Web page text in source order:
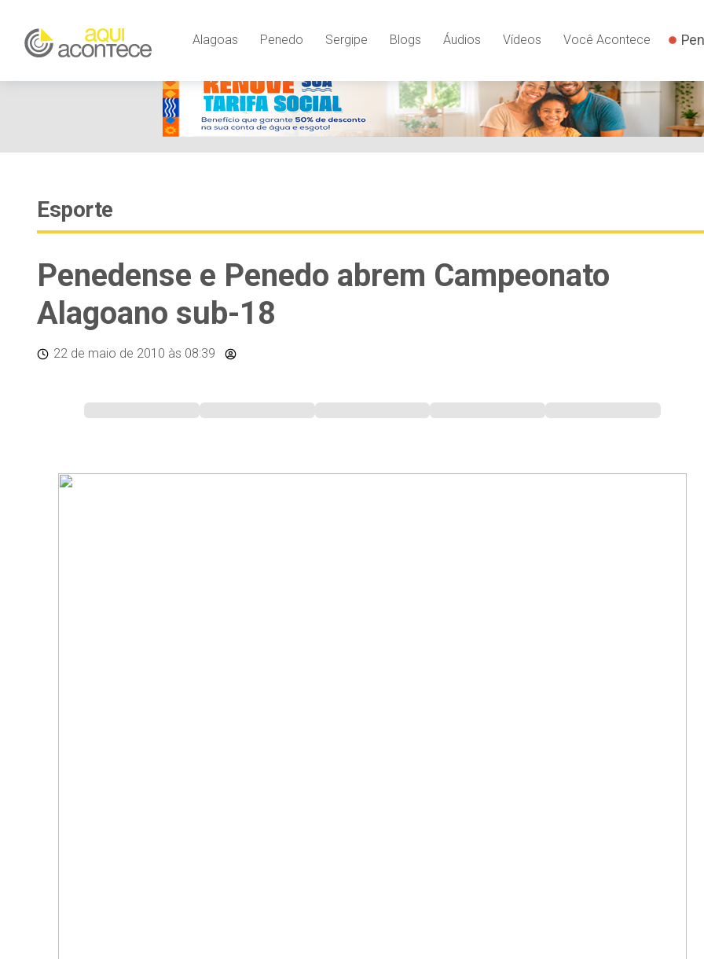
Alagoas Penedo Sergipe Blogs Áudios Vídeos Você Acontece
Esporte
Penedense e Penedo abrem Campeonato
Alagoano sub-18
22 de maio de 2010 às 08:39